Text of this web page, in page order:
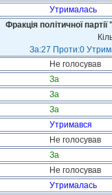
Утрималась
Фракція політичної
За:27 Проти:0
Не голосував
За
За
За
Утримався
Не голосував
За
Не голосував
Утрималась